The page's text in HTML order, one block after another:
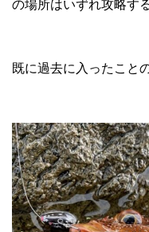
の場所はいずれ攻略す
既に過去に入ったこと